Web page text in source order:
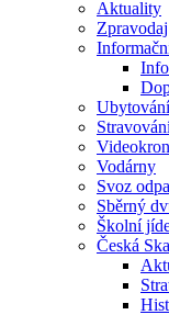
Aktuality
Zpravodaj
Ubytování
Vodárny
Svoz
Sběrný
Školní
Česká